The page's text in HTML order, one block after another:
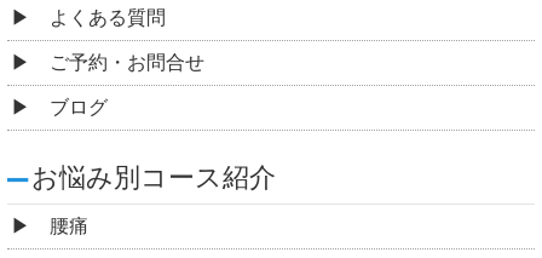
よくある質問
ご予約・お問合せ
ブログ
お悩み別コース紹介
腰痛